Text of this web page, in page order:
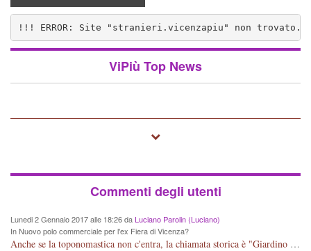
!!! ERROR: Site "stranieri.vicenzapiu" non trovato..
ViPiù Top News
Commenti degli utenti
Lunedi 2 Gennaio 2017 alle 18:26 daLuciano Parolin (Luciano)
In Nuovo polo commerciale per l'ex Fiera di Vicenza?
Anche se la toponomastica non c'entra, la chiamata storica è "Giardino Salvi". Dal 1907 circa Proprietà Comunale e pertanto a mio giudizio "storico" il nome potrebbe essere cambiato in Giardino Comunale Goffredo Parise. Se poi vogliono farne un IPER mercato di cineserie varie (come se non ce ne fossero a sufficienza) vuol dire che: Mala Tempora Currunt. E' solo questione di schei? Amen.